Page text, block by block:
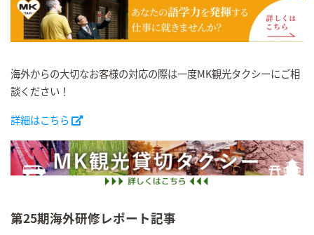
海外からの大切なお客様の対応の際は一度MK観光タクシーにご相
談ください！
詳細はこちら
第25期海外研修レポート記事